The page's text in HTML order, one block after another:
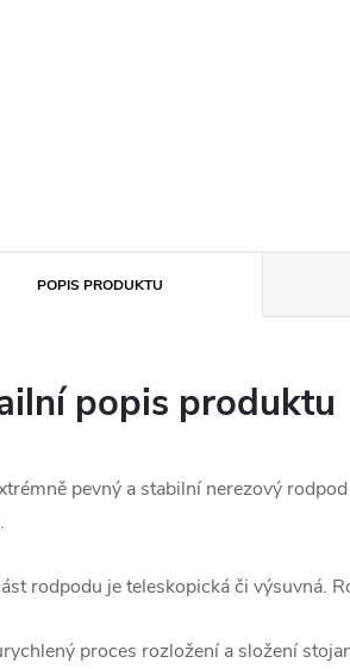
POPIS PRODUKTU
popis produktu
pevný a stabilní nerezový
rodpodu je teleskopická či výsuvná.
proces rozložení a složení